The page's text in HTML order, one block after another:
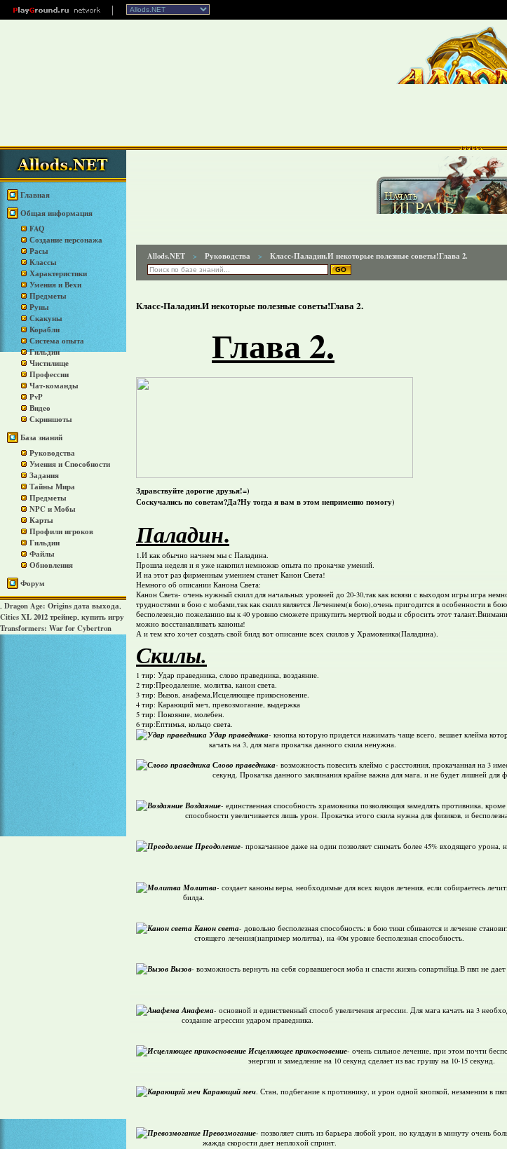
Главная
Общая информация
FAQ
Создание персонажа
Расы
Классы
Характеристики
Умения и Вехи
Предметы
Руны
Скакуны
Корабли
Система опыта
Гильдии
Чистилище
Профессии
Чат-команды
PvP
Видео
Скриншоты
База знаний
Руководства
Умения и Способности
Задания
Тайны Мира
Предметы
NPC и Мобы
Карты
Профили игроков
Гильдии
Файлы
Обновления
Форум
, Dragon Age: Origins дата выхода,
Cities XL 2012 трейнер, купить игру
Transformers: War for Cybertron
Allods.NET > Руководства > Класс-Паладин.И некоторые полезные советы!Глава 2.
Класс-Паладин.И некоторые полезные советы!Глава 2.
Глава 2.
Здравствуйте дорогие друзья!=)
Соскучались по советам?Да?Ну тогда я вам в этом неприменно помогу)
Паладин.
1.И как обычно начнем мы с Паладина.
Прошла неделя и я уже накопил немножко опыта по прокачке умений.
И на этот раз фирменным умением станет Канон Света!
Немного об описании Канона Света:
Канон Света- очень нужный скилл для начальных уровней до 20-30,так как всвязи с выходом игры игра
трудностями в бою с мобами,так как скилл является Лечением(в бою),очень пригодится в особенности в
бесполезен,но пожеланию вы к 40 уровню сможете прикупить мертвой воды и сбросить этот
можно восстанавливать каноны!
А и тем кто хочет создать свой билд вот описание всех скилов у Храмовника(Паладина).
Скилы.
1 тир: Удар праведника, слово праведника, воздаяние.
2 тир:Преодаление, молитва, канон света.
3 тир: Вызов, анафема,Исцеляющее прикосновение.
4 тир: Карающий меч, превозмогание, выдержка
5 тир: Покояние, молебен.
6 тир:Ептимья, кольцо света.
Удар праведника- кнопка которую придется нажимать чаще всего, вешает клейма
качать на 3, для мага прокачка данного скила ненужна.
Слово праведника- возможность повесить клеймо с расстояния, прокачанная на 3
секунд. Прокачка данного заклинания крайне важна для мага, и не будет лишней для
Воздаяние- единственная способность храмовника позволяющая замедлять противника,
способности увеличивается лишь урон. Прокачка этого скила нужна для физиков, и
Преодоление- прокачанное даже на один позволяет снимать более 45% входящего урона,
Молитва- создает каноны веры, необходимые для всех видов лечения, если собираетесь
билда.
Канон света- довольно бесполезная способность: в бою тики сбиваются и лечение
стоящего лечения(например молитва), на 40м уровне бесполезная способность.
Вызов- возможность вернуть на себя сорвавшегося моба и спасти жизнь сопартийца.В пвп не
Анафема- основной и единственный способ увеличения агрессии. Для мага качать на 3
создание агрессии ударом праведника.
Исцеляющее прикосновение- очень сильное лечение, при этом почти
энергии и замедление на 10 секунд сделает из вас грушу на 10-15 секунд.
Карающий меч. Стан, подбегание к противнику, и урон одной кнопкой, незаменим в
Превозмогание- позволяет снять из барьера любой урон, но кулдаун в минуту очень
жажда скорости дает неплохой спринт.